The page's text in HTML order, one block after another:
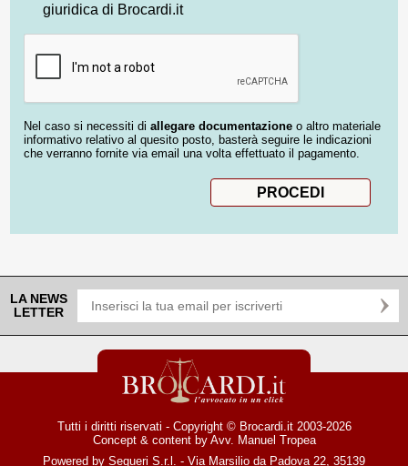
giuridica di Brocardi.it
Nel caso si necessiti di allegare documentazione o altro materiale
informativo relativo al quesito posto, basterà seguire le indicazioni
che verranno fornite via email una volta effettuato il pagamento.
LA NEWS
LETTER
Tutti i diritti riservati - Copyright © Brocardi.it 2003-2026
Concept & content by Avv. Manuel Tropea
Powered by Sequeri S.r.l. - Via Marsilio da Padova 22, 35139